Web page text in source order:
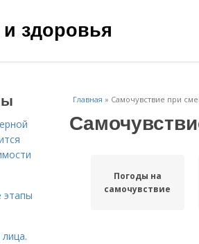
здоровья
Главная » Самочувствие при
Погоды на
самочувствие
этапы